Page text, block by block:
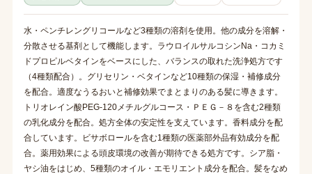
水・ペンチレングリコールなど3種類の溶剤を使用。他の成分を溶解・
分散させる基剤として機能します。ラウロイルサルコシンNa・コカミ
ドプロピルベタインをベースにした、バランスの取れた洗浄処方です
（4種類配合）。グリセリン・ベタインなど10種類の保湿・補修成分
を配合。適度なうるおいと補修効果でまとまりのある髪に導きます。
トリオレイン酸PEG-120メチルグルコース・ＰＥＧ－８を含む2種類
の乳化成分を配合。処方全体の安定性を支えています。香料成分を配
合しています。ビサボロールを含む1種類の医薬部外品有効成分を配
合。薬用効果による頭皮環境の改善が期待できる処方です。シア脂・
ヤシ油をはじめ、5種類のオイル・エモリエント成分を配合。髪をなめ